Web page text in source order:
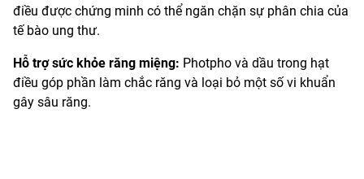
điều được chứng minh có thể ngăn chặn sự phân chia của
tế bào ung thư.
Hỗ trợ sức khỏe răng miệng: Photpho và dầu trong hạt
điều góp phần làm chắc răng và loại bỏ một số vi khuẩn
gây sâu răng.